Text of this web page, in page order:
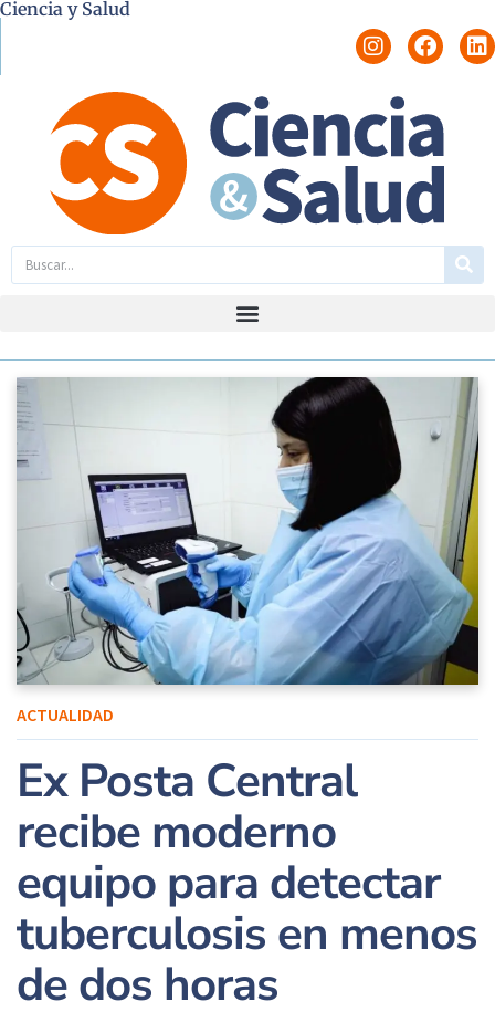
Ciencia y Salud
ACTUALIDAD
Ex Posta Central
recibe moderno
equipo para detectar
tuberculosis en menos
de dos horas